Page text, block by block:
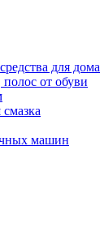
для дома
от обуви
машин